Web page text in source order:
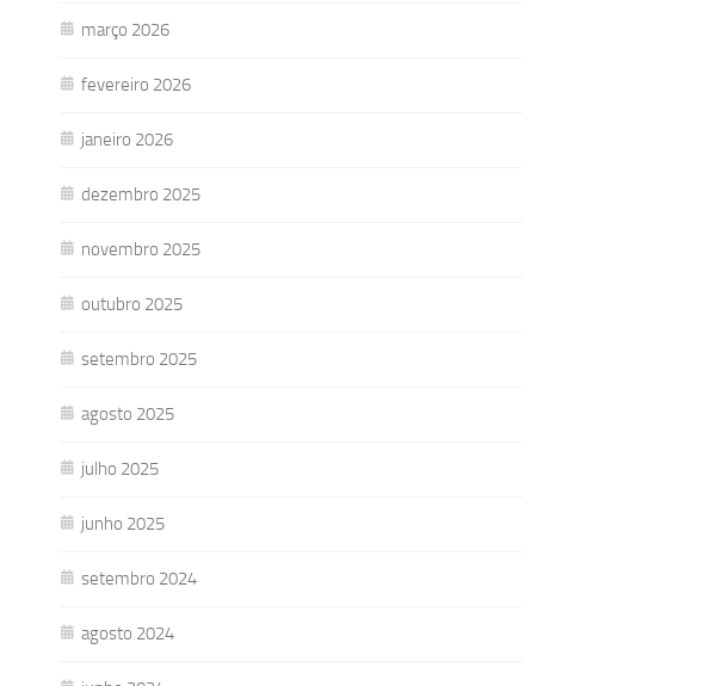
março 2026
fevereiro 2026
janeiro 2026
dezembro 2025
novembro 2025
outubro 2025
setembro 2025
agosto 2025
julho 2025
junho 2025
setembro 2024
agosto 2024